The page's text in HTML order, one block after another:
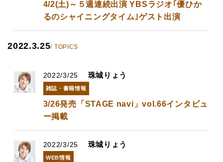
4/2(土)～５週連続出演 YBSラジオ｢優ひか
るのシャイニングタイム｣ゲスト出演
2022.3.25/ TOPICS
2022/3/25 珠城りょう
雑誌・書籍情報
3/26発売「STAGE navi」vol.66インタビュ
ー掲載
2022/3/25 珠城りょう
WEB情報